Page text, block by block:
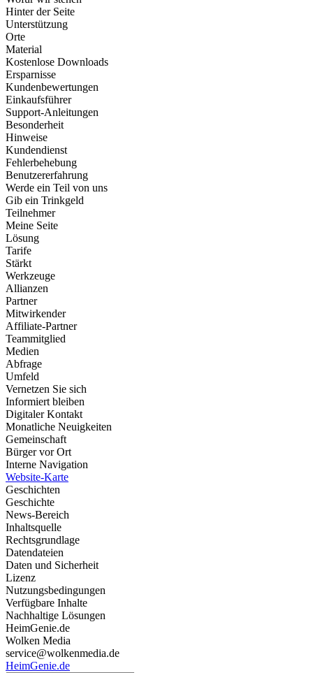
Hinter der Seite
Unterstützung
Orte
Material
Kostenlose Downloads
Ersparnisse
Kundenbewertungen
Einkaufsführer
Support-Anleitungen
Besonderheit
Hinweise
Kundendienst
Fehlerbehebung
Benutzererfahrung
Werde ein Teil von uns
Gib ein Trinkgeld
Teilnehmer
Meine Seite
Lösung
Tarife
Stärkt
Werkzeuge
Allianzen
Partner
Mitwirkender
Affiliate-Partner
Teammitglied
Medien
Abfrage
Umfeld
Vernetzen Sie sich
Informiert bleiben
Digitaler Kontakt
Monatliche Neuigkeiten
Gemeinschaft
Bürger vor Ort
Interne Navigation
Website-Karte
Geschichten
Geschichte
News-Bereich
Inhaltsquelle
Rechtsgrundlage
Datendateien
Daten und Sicherheit
Lizenz
Nutzungsbedingungen
Verfügbare Inhalte
Nachhaltige Lösungen
HeimGenie.de
Wolken Media
service@wolkenmedia.de
HeimGenie.de